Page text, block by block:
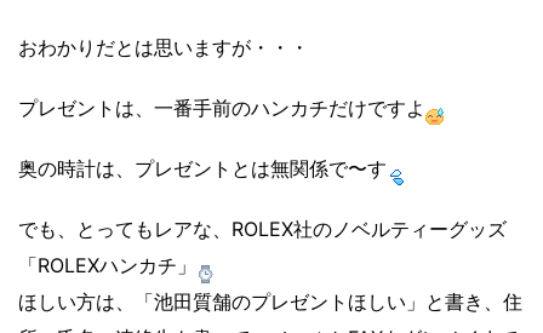
おわかりだとは思いますが・・・
プレゼントは、一番手前のハンカチだけですよ
奥の時計は、プレゼントとは無関係で〜す
でも、とってもレアな、ROLEX社のノベルティーグッズ
「ROLEXハンカチ」
ほしい方は、「池田質舗のプレゼントほしい」と書き、住